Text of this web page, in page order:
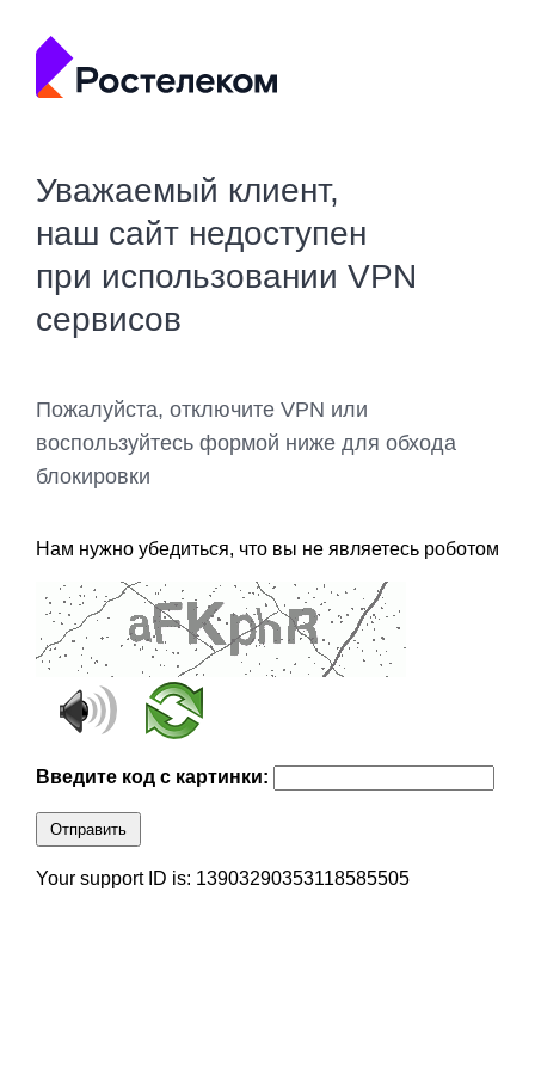
Уважаемый клиент,
наш сайт недоступен
при использовании VPN
сервисов
Пожалуйста, отключите VPN или
воспользуйтесь формой ниже для обхода
блокировки
Нам нужно убедиться, что вы не являетесь роботом
Введите код с картинки:
Отправить
Your support ID is: 13903290353118585505